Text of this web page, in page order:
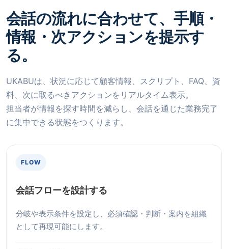
会話の流れに合わせて、手順・
情報・次アクションを提示す
る。
UKABUは、状況に応じて顧客情報、スクリプト、FAQ、資
料、次に取るべきアクションをリアルタイム表示。
担当者が情報を探す時間を減らし、会話を通じた業務完了
に集中できる状態をつくります。
FLOW
会話フローを設計する
分岐や表示条件を設定し、必須確認・判断・案内を組織
として再現可能にします。